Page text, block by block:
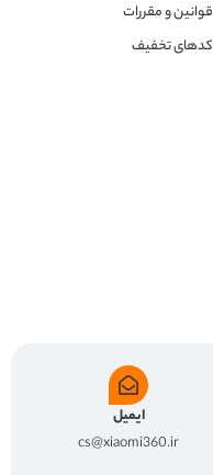
قوانین و مقررات
کدهای تخفیف
ایمیل
cs@xiaomi360.ir